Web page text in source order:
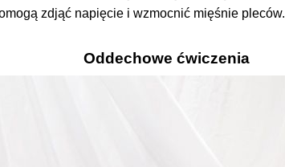
zdjąć napięcie i wzmocnić mięśnie pleców.
Oddechowe ćwiczenia